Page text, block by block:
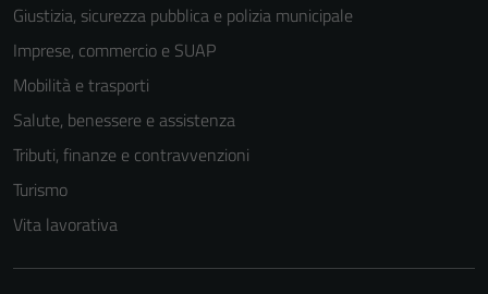
Giustizia, sicurezza pubblica e polizia municipale
Imprese, commercio e SUAP
Mobilità e trasporti
Salute, benessere e assistenza
Tributi, finanze e contravvenzioni
Turismo
Vita lavorativa